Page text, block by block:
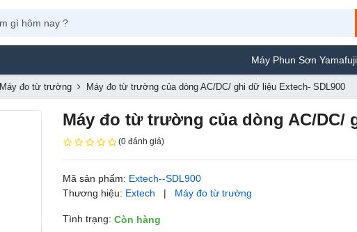
Máy Phun Sơn Yamafuji Lựa
Máy đo từ trường Máy đo từ trường của dòng AC/DC/ ghi dữ liệu Extech- SDL900
Máy đo từ trường của dòng AC/DC/
(0 đánh giá)
Mã sản phẩm: Extech--SDL900
Thương hiệu: Extech | Máy đo từ trường
Tình trạng:Còn hàng